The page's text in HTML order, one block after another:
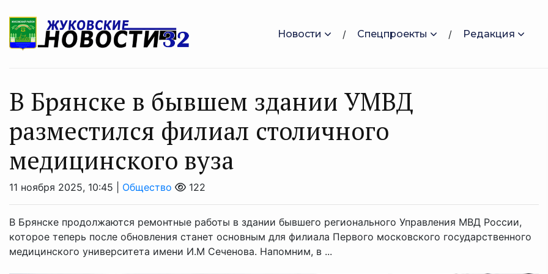
Новости Спецпроекты Редакция
В Брянске в бывшем здании УМВД
разместился филиал столичного
медицинского вуза
11 ноября 2025, 10:45 | Общество 122
В Брянске продолжаются ремонтные работы в здании бывшего регионального Управления МВД России,
которое теперь после обновления станет основным для филиала Первого московского государственного
медицинского университета имени И.М Сеченова. Напомним, в ...